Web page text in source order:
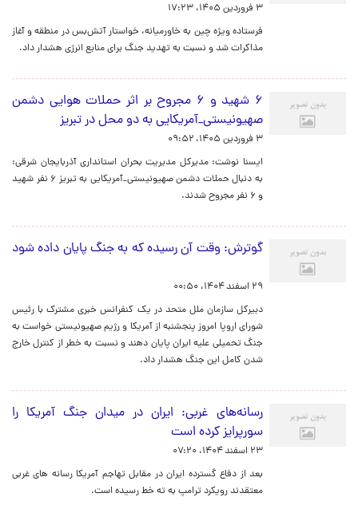
۳ فروردین ۱۴۰۵، ۱۷:۲۳
فرستاده ویژه چین به خاورمیانه، خواستار آتش‌بس در منطقه و آغاز
مذاکرات شد و نسبت به تهدید جنگ برای منابع انرژی هشدار داد.
۶ شهید و ۶ مجروح بر اثر حملات هوایی دشمن
صهیونیستی_آمریکایی به دو محل در تبریز
۳ فروردین ۱۴۰۵، ۰۹:۵۲
ایسنا نوشت: مدیرکل مدیریت بحران استانداری آذربایجان شرقی:
به دنبال حملات دشمن صهیونیستی_آمریکایی به تبریز ۶ نفر شهید
و ۶ نفر مجروح شدند.
گوترش: وقت آن رسیده که به جنگ پایان داده شود
۲۹ اسفند ۱۴۰۴، ۰۰:۵۰
دبیرکل سازمان ملل متحد در یک کنفرانس خبری مشترک با رئیس
شورای اروپا امروز پنجشنبه از آمریکا و رژیم صهیونیستی خواست به
جنگ تحمیلی علیه ایران پایان دهند و نسبت به خطر از کنترل خارج
شدن کامل این جنگ هشدار داد.
رسانه‌های غربی: ایران در میدان جنگ آمریکا را
سورپرایز کرده است
۲۳ اسفند ۱۴۰۴، ۰۷:۲۰
بعد از دفاع گسترده ایران در مقابل تهاجم آمریکا رسانه های غربی
معتقدند رویکرد ترامپ به ته خط رسیده است.